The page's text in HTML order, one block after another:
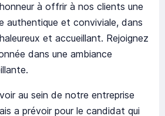
à offrir à nos clients une
authentique et conviviale, dans
et accueillant. Rejoignez
dans une ambiance
au sein de notre entreprise
a prévoir pour le candidat qui